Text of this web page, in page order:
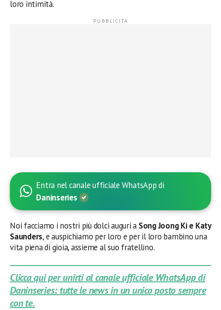
loro intimità.
Entra nel canale ufficiale WhatsApp di
Daninseries
Noi facciamo i nostri più dolci auguri a Song Joong Ki e Katy
Saunders, e auspichiamo per loro e per il loro bambino una
vita piena di gioia, assieme al suo fratellino.
Clicca qui per unirti al canale ufficiale WhatsApp di
Daninseries: tutte le news in un unico posto sempre
con te.